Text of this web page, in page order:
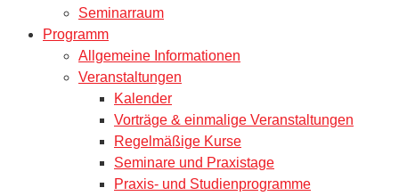
Seminarraum
Programm
Allgemeine Informationen
Veranstaltungen
Kalender
Vorträge & einmalige Veranstaltungen
Regelmäßige Kurse
Seminare und Praxistage
Praxis- und Studienprogramme